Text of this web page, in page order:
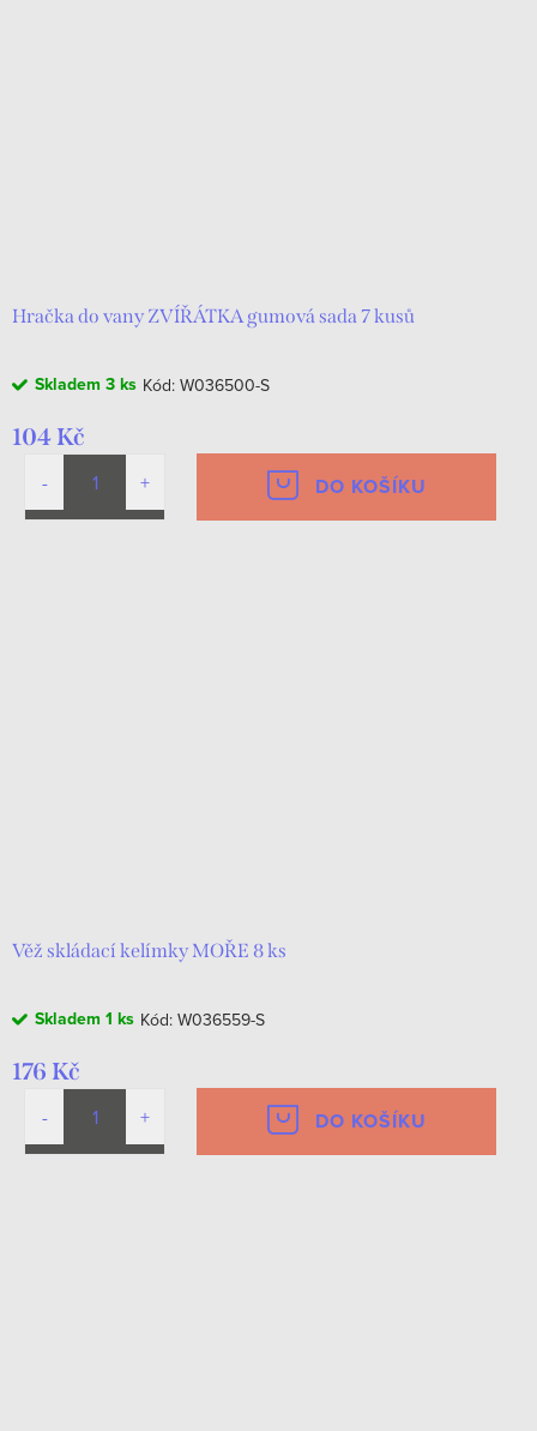
Hračka do vany ZVÍŘÁTKA gumová sada 7 kusů
Skladem 3 ks Kód: W036500-S
104 Kč
DO KOŠÍKU
Věž skládací kelímky MOŘE 8 ks
Skladem 1 ks Kód: W036559-S
176 Kč
DO KOŠÍKU